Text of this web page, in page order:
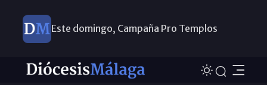
Este domingo, Campaña Pro Templos